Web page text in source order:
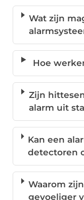
Wat zijn
Hoe
Zijn
alarm uit
Kan een
detectoren
Waarom
gevoeliger